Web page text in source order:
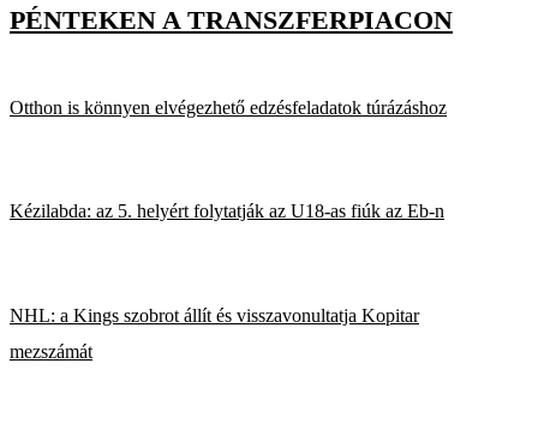
PÉNTEKEN A TRANSZFERPIACON
Otthon is könnyen elvégezhető edzésfeladatok túrázáshoz
Kézilabda: az 5. helyért folytatják az U18-as fiúk az Eb-n
NHL: a Kings szobrot állít és visszavonultatja Kopitar
mezszámát